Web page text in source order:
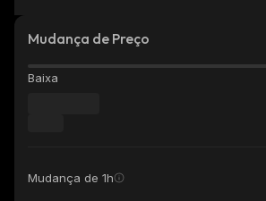
Mudança de Preço
Baixa
Mudança de 1h